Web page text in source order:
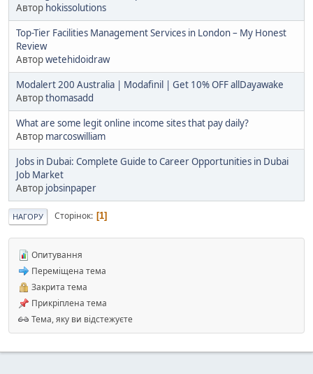
Автор hokissolutions
Top-Tier Facilities Management Services in London – My Honest
Review
Авторwetehidoidraw
Modalert 200 Australia | Modafinil | Get 10% OFF allDayawake
Авторthomasadd
What are some legit online income sites that pay daily?
Автор marcoswilliam
Jobs in Dubai: Complete Guide to Career Opportunities in Dubai
Job Market
Автор jobsinpaper
НАГОРУ Сторінок 1
Опитування
Переміщена тема
Закрита тема
Прикріплена тема
Тема, яку ви відстежуєте